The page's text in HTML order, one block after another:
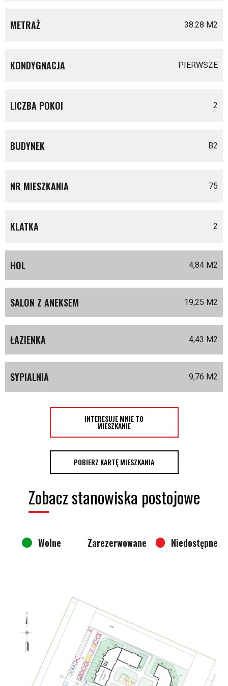
METRAŻ 38.28 M2
KONDYGNACJA PIERWSZE
LICZBA POKOI 2
BUDYNEK B2
NR MIESZKANIA 75
KLATKA 2
HOL 4,84 M2
SALON Z ANEKSEM 19,25 M2
ŁAZIENKA 4,43 M2
SYPIALNIA 9,76 M2
INTERESUJE MNIE TO
MIESZKANIE
POBIERZ KARTĘ MIESZKANIA
Zobacz stanowiska postojowe
Wolne Zarezerwowane Niedostępne